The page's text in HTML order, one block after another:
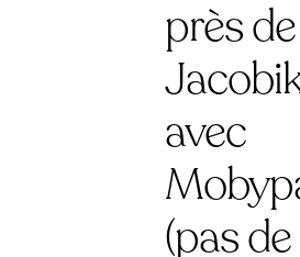
près de
avec
(pas de